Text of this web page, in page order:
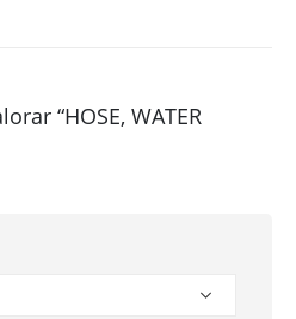
“HOSE, WATER